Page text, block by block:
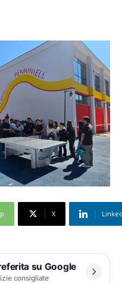
X
su Google
consigliate